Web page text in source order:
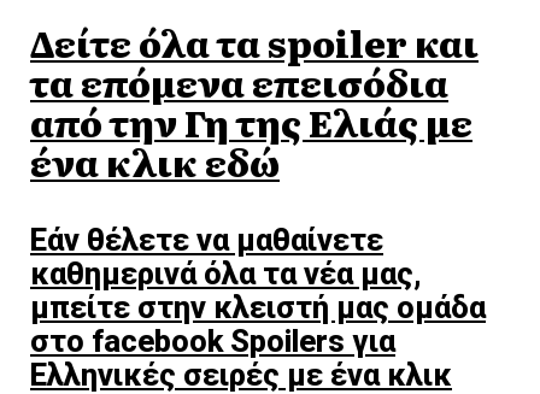
Δείτε όλα τα spoiler και
τα επόμενα επεισόδια
από την Γη της Ελιάς με
ένα κλικ εδώ
Εάν θέλετε να μαθαίνετε
καθημερινά όλα τα νέα μας,
μπείτε στην κλειστή μας ομάδα
στο facebook Spoilers για
Ελληνικές σειρές με ένα κλικ